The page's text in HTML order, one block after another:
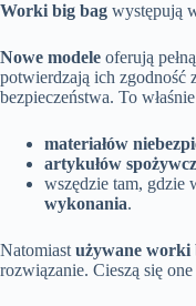
Worki big bag występują
Nowe modele oferują
potwierdzają ich zgodność
bezpieczeństwa. To
materiałów
artykułów
wszędzie tam, gdzie
wykonania.
Natomiastużywane worki
rozwiązanie. Cieszą się